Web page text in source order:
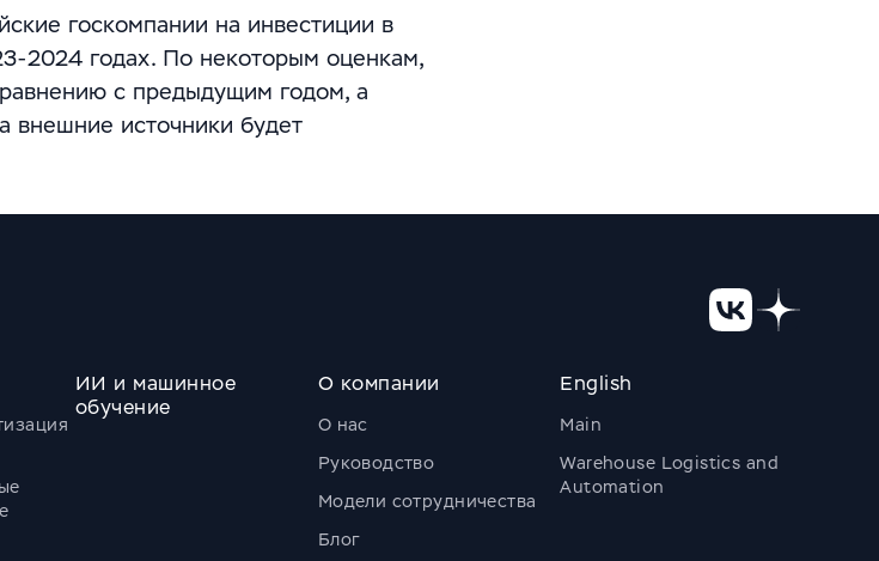
госкомпании на инвестиции в
2024 годах. По некоторым оценкам,
с предыдущим годом, а
внешние источники будет
ИИ и машинное
обучение
О компании
О нас
Руководство
Модели сотрудничества
Блог
English
Main
Warehouse Logistics and
Automation